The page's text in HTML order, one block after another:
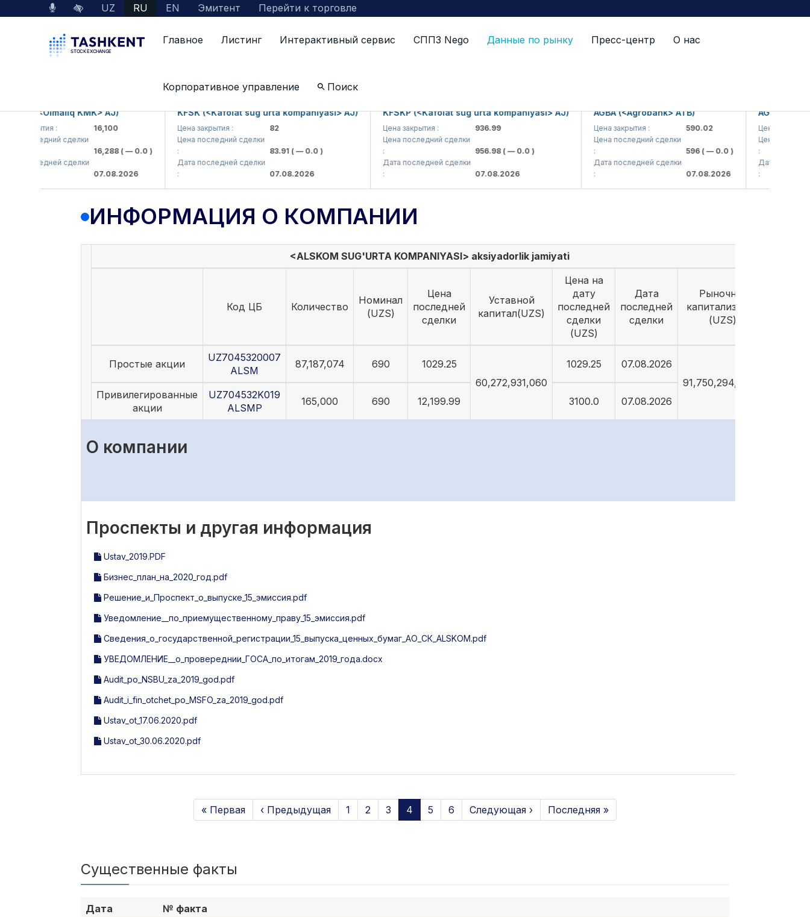
UZ RU EN Эмитент Перейти к торговле
Главное Листинг Интерактивный сервис СППЗ Nego Данные по рынку Пресс-центр О нас
Корпоративное управление Поиск
Информация о компании
(<Olmaliq KMK> AJ)
закрытия :
16,100
последний сделки
16,288( — 0.0 )
последней сделки
07.08.2026
KFSK (<Kafolat sug'urta kompaniyasi> AJ)
Цена закрытия :
Цена последний сделки
83.91( — 0.0 )
Дата последней сделки
07.08.2026
KFSKP (<Kafolat sug'urta kompaniyasi> AJ)
Цена закрытия :
936.99
Цена последний сделки
956.98( — 0.0 )
Дата последней сделки
07.08.2026
AGBA (<Agrobank> ATB)
Цена закрытия :
590.02
Цена последний сделки
596( — 0.0 )
Дата последней сделки
07.08.2026
AGBAP
Цена закрытия :
Цена последний
Дата последней
ИНФОРМАЦИЯ О КОМПАНИИ
<ALSKOM SUG'URTA KOMPANIYASI> aksiyadorlik jamiyati
Код ЦБ Количество
Номинал
(UZS)
Цена
последней
сделки
Уставной
капитал(UZS)
Цена на
дату
последней
сделки
(UZS)
Дата
последней
сделки
Рыночная
капитализация
(UZS)
Простые акции
UZ7045320007
ALSM
87,187,074 690
1029.25
60,272,931,060
1029.25
07.08.2026
91,750,294,264.5
Привилегированные
акции
UZ704532K019
ALSMP
165,000 690 12,199.99 3100.0 07.08.2026
О компании
Проспекты и другая информация
Ustav_2019.PDF
Бизнес_план_на_2020_год.pdf
Решение_и_Проспект_о_выпуске_15_эмиссия.pdf
Уведомление__по_приемущественному_праву_15_эмиссия.pdf
Сведения_о_государственной_регистрации_15_выпуска_ценных_бумаг_АО_СК_ALSKOM.pdf
УВЕДОМЛЕНИЕ__о_провереднии_ГОСА_по_итогам_2019_года.docx
Audit_po_NSBU_za_2019_god.pdf
Audit_i_fin_otchet_po_MSFO_za_2019_god.pdf
Ustav_ot_17.06.2020.pdf
Ustav_ot_30.06.2020.pdf
« Первая ‹ Предыдущая 1 2 3 4 5 6 Следующая › Последняя »
Существенные факты
Дата № факта